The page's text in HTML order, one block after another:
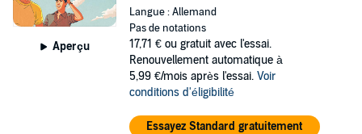
Aperçu
Langue : Allemand
Pas de notations
17,71 € ou gratuit avec l'essai.
Renouvellement automatique à
5,99 €/mois après l'essai. Voir
conditions d'éligibilité
Essayez Standard gratuitement